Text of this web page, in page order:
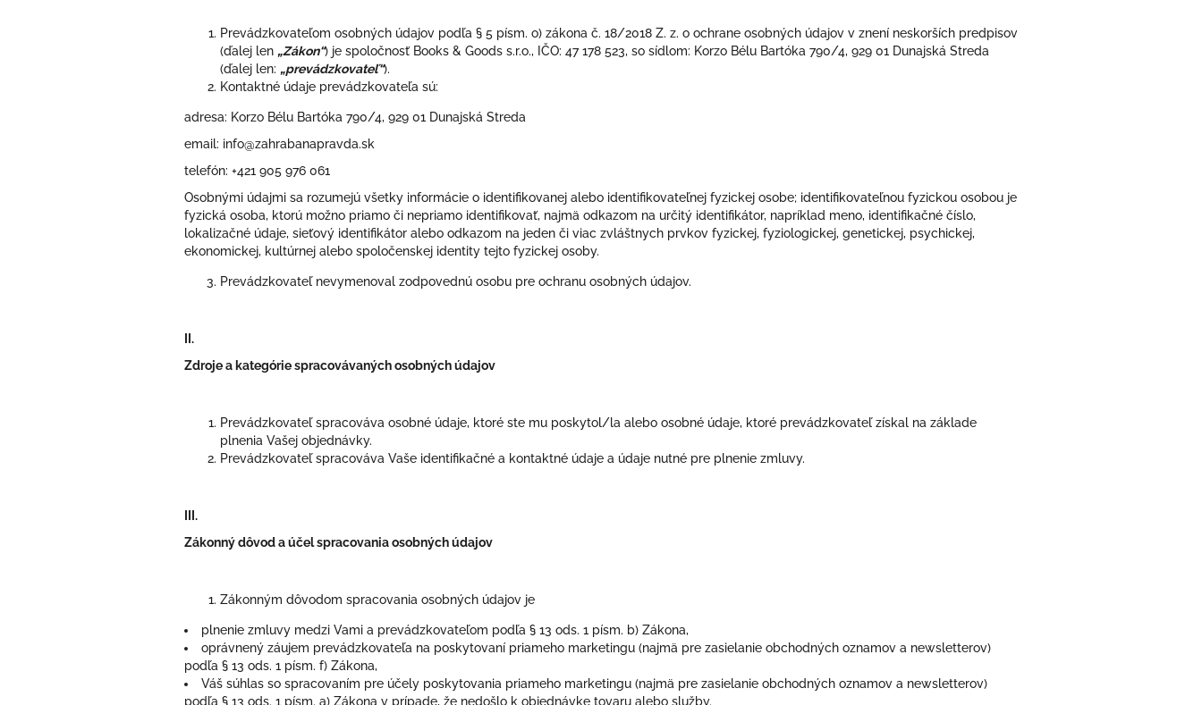
Prevádzkovateľom osobných údajov podľa § 5 písm. o) zákona č. 18/2018 Z. z. o ochrane osobných údajov v znení neskorších predpisov
(ďalej len „Zákon“) je spoločnosť Books & Goods s.r.o., IČO: 47 178 523, so sídlom: Korzo Bélu Bartóka 790/4, 929 01 Dunajská Streda
(ďalej len: „prevádzkovateľ“).
Kontaktné údaje prevádzkovateľa sú:
adresa: Korzo Bélu Bartóka 790/4, 929 01 Dunajská Streda
email: info@zahrabanapravda.sk
telefón: +421 905 976 061
Osobnými údajmi sa rozumejú všetky informácie o identifikovanej alebo identifikovateľnej fyzickej osobe; identifikovateľnou fyzickou osobou je
fyzická osoba, ktorú možno priamo či nepriamo identifikovať, najmä odkazom na určitý identifikátor, napríklad meno, identifikačné číslo,
lokalizačné údaje, sieťový identifikátor alebo odkazom na jeden či viac zvláštnych prvkov fyzickej, fyziologickej, genetickej, psychickej,
ekonomickej, kultúrnej alebo spoločenskej identity tejto fyzickej osoby.
Prevádzkovateľ nevymenoval zodpovednú osobu pre ochranu osobných údajov.
II.
Zdroje a kategórie spracovávaných osobných údajov
Prevádzkovateľ spracováva osobné údaje, ktoré ste mu poskytol/la alebo osobné údaje, ktoré prevádzkovateľ získal na základe
plnenia Vašej objednávky.
Prevádzkovateľ spracováva Vaše identifikačné a kontaktné údaje a údaje nutné pre plnenie zmluvy.
III.
Zákonný dôvod a účel spracovania osobných údajov
Zákonným dôvodom spracovania osobných údajov je
plnenie zmluvy medzi Vami a prevádzkovateľom podľa § 13 ods. 1 písm. b) Zákona,
oprávnený záujem prevádzkovateľa na poskytovaní priameho marketingu (najmä pre zasielanie obchodných oznamov a newsletterov)
podľa § 13 ods. 1 písm. f) Zákona,
Váš súhlas so spracovaním pre účely poskytovania priameho marketingu (najmä pre zasielanie obchodných oznamov a newsletterov)
podľa § 13 ods. 1 písm. a) Zákona v prípade, že nedošlo k objednávke tovaru alebo služby.